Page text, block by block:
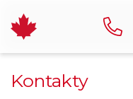
Kontakty